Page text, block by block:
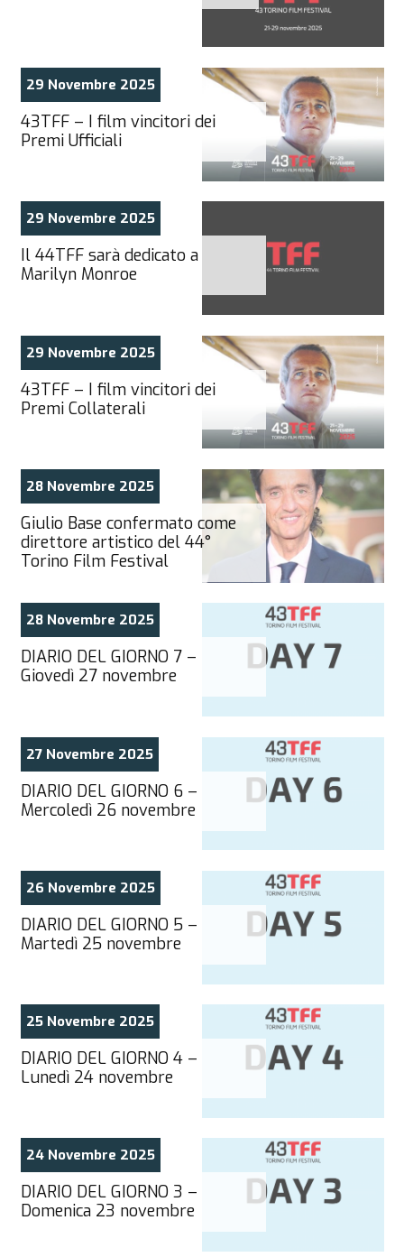
29 Novembre 2025
43TFF – I film vincitori dei
Premi Ufficiali
29 Novembre 2025
Il 44TFF sarà dedicato a
Marilyn Monroe
29 Novembre 2025
43TFF – I film vincitori dei
Premi Collaterali
28 Novembre 2025
Giulio Base confermato come
direttore artistico del 44°
Torino Film Festival
28 Novembre 2025
DIARIO DEL GIORNO 7 –
Giovedì 27 novembre
27 Novembre 2025
DIARIO DEL GIORNO 6 –
Mercoledì 26 novembre
26 Novembre 2025
DIARIO DEL GIORNO 5 –
Martedì 25 novembre
25 Novembre 2025
DIARIO DEL GIORNO 4 –
Lunedì 24 novembre
24 Novembre 2025
DIARIO DEL GIORNO 3 –
Domenica 23 novembre